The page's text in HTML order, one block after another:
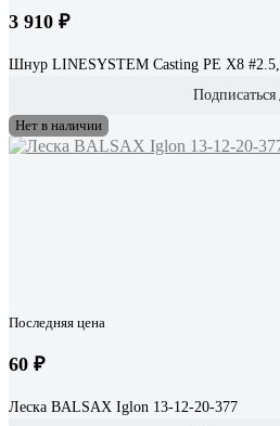
3 910 ₽
Шнур LINESYSTEM Casting PE X8
Подписаться
Нет в наличии
Последняя цена
60 ₽
Леска BALSAX Iglon 13-12-20-377